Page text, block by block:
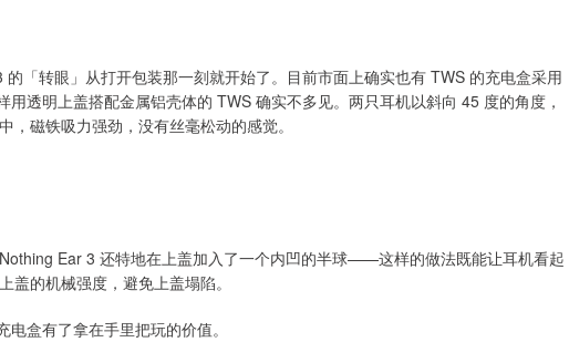
「转眼」从打开包装那一刻就开始了。目前市面上确实也有 TWS 的充电盒采用
透明上盖搭配金属铝壳体的 TWS 确实不多见。两只耳机以斜向 45 度的角度，
磁铁吸力强劲，没有丝毫松动的感觉。
Ear 3 还特地在上盖加入了一个内凹的半球——这样的做法既能让耳机看起
的机械强度，避免上盖塌陷。
盒有了拿在手里把玩的价值。